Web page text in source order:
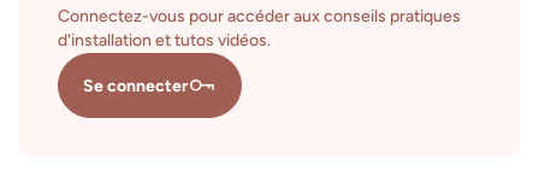
Connectez-vous pour accéder aux conseils pratiques
d'installation et tutos vidéos.
Se connecter